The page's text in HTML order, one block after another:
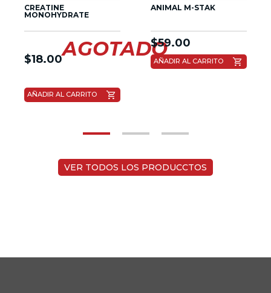
CREATINE
MONOHYDRATE
$18.00AGOTADO
AÑADIR AL CARRITO shopping_cart
ANIMAL M-STAK
$59.00
AÑADIR AL CARRITO shopping_cart
VER TODOS LOS PRODUCCTOS